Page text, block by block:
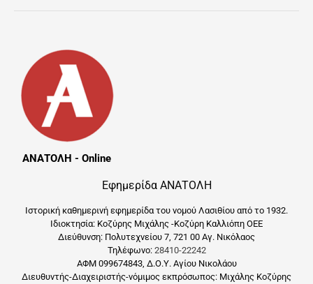
ΑΝΑΤΟΛΗ - Online
Εφημερίδα ΑΝΑΤΟΛΗ
Ιστορική καθημερινή εφημερίδα του νομού Λασιθίου από το 1932.
Ιδιοκτησία: Κοζύρης Μιχάλης -Κοζύρη Καλλιόπη ΟΕΕ
Διεύθυνση: Πολυτεχνείου 7, 721 00 Αγ. Νικόλαος
Τηλέφωνο: 28410-22242
ΑΦΜ 099674843, Δ.Ο.Υ. Αγίου Νικολάου
Διευθυντής-Διαχειριστής-νόμιμος εκπρόσωπος: Μιχάλης Κοζύρης